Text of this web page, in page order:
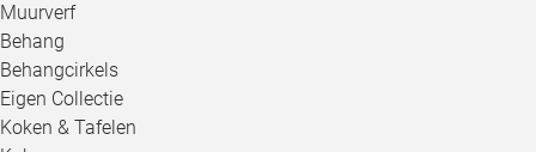
Muurverf
Behang
Behangcirkels
Eigen Collectie
Koken & Tafelen